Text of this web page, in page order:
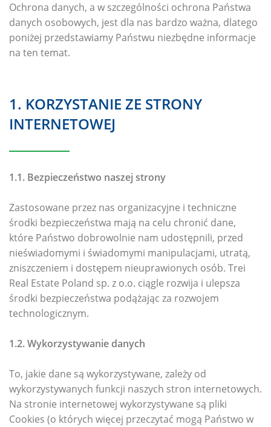
Ochrona danych, a w szczególności ochrona Państwa
danych osobowych, jest dla nas bardzo ważna, dlatego
poniżej przedstawiamy Państwu niezbędne informacje
na ten temat.
1. KORZYSTANIE ZE STRONY
INTERNETOWEJ
1.1. Bezpieczeństwo naszej strony
Zastosowane przez nas organizacyjne i techniczne
środki bezpieczeństwa mają na celu chronić dane,
które Państwo dobrowolnie nam udostępnili, przed
nieświadomymi i świadomymi manipulacjami, utratą,
zniszczeniem i dostępem nieuprawionych osób. Trei
Real Estate Poland sp. z o.o. ciągle rozwija i ulepsza
środki bezpieczeństwa podążając za rozwojem
technologicznym.
1.2. Wykorzystywanie danych
To, jakie dane są wykorzystywane, zależy od
wykorzystywanych funkcji naszych stron internetowych.
Na stronie internetowej wykorzystywane są pliki
Cookies (o których więcej przeczytać mogą Państwo w